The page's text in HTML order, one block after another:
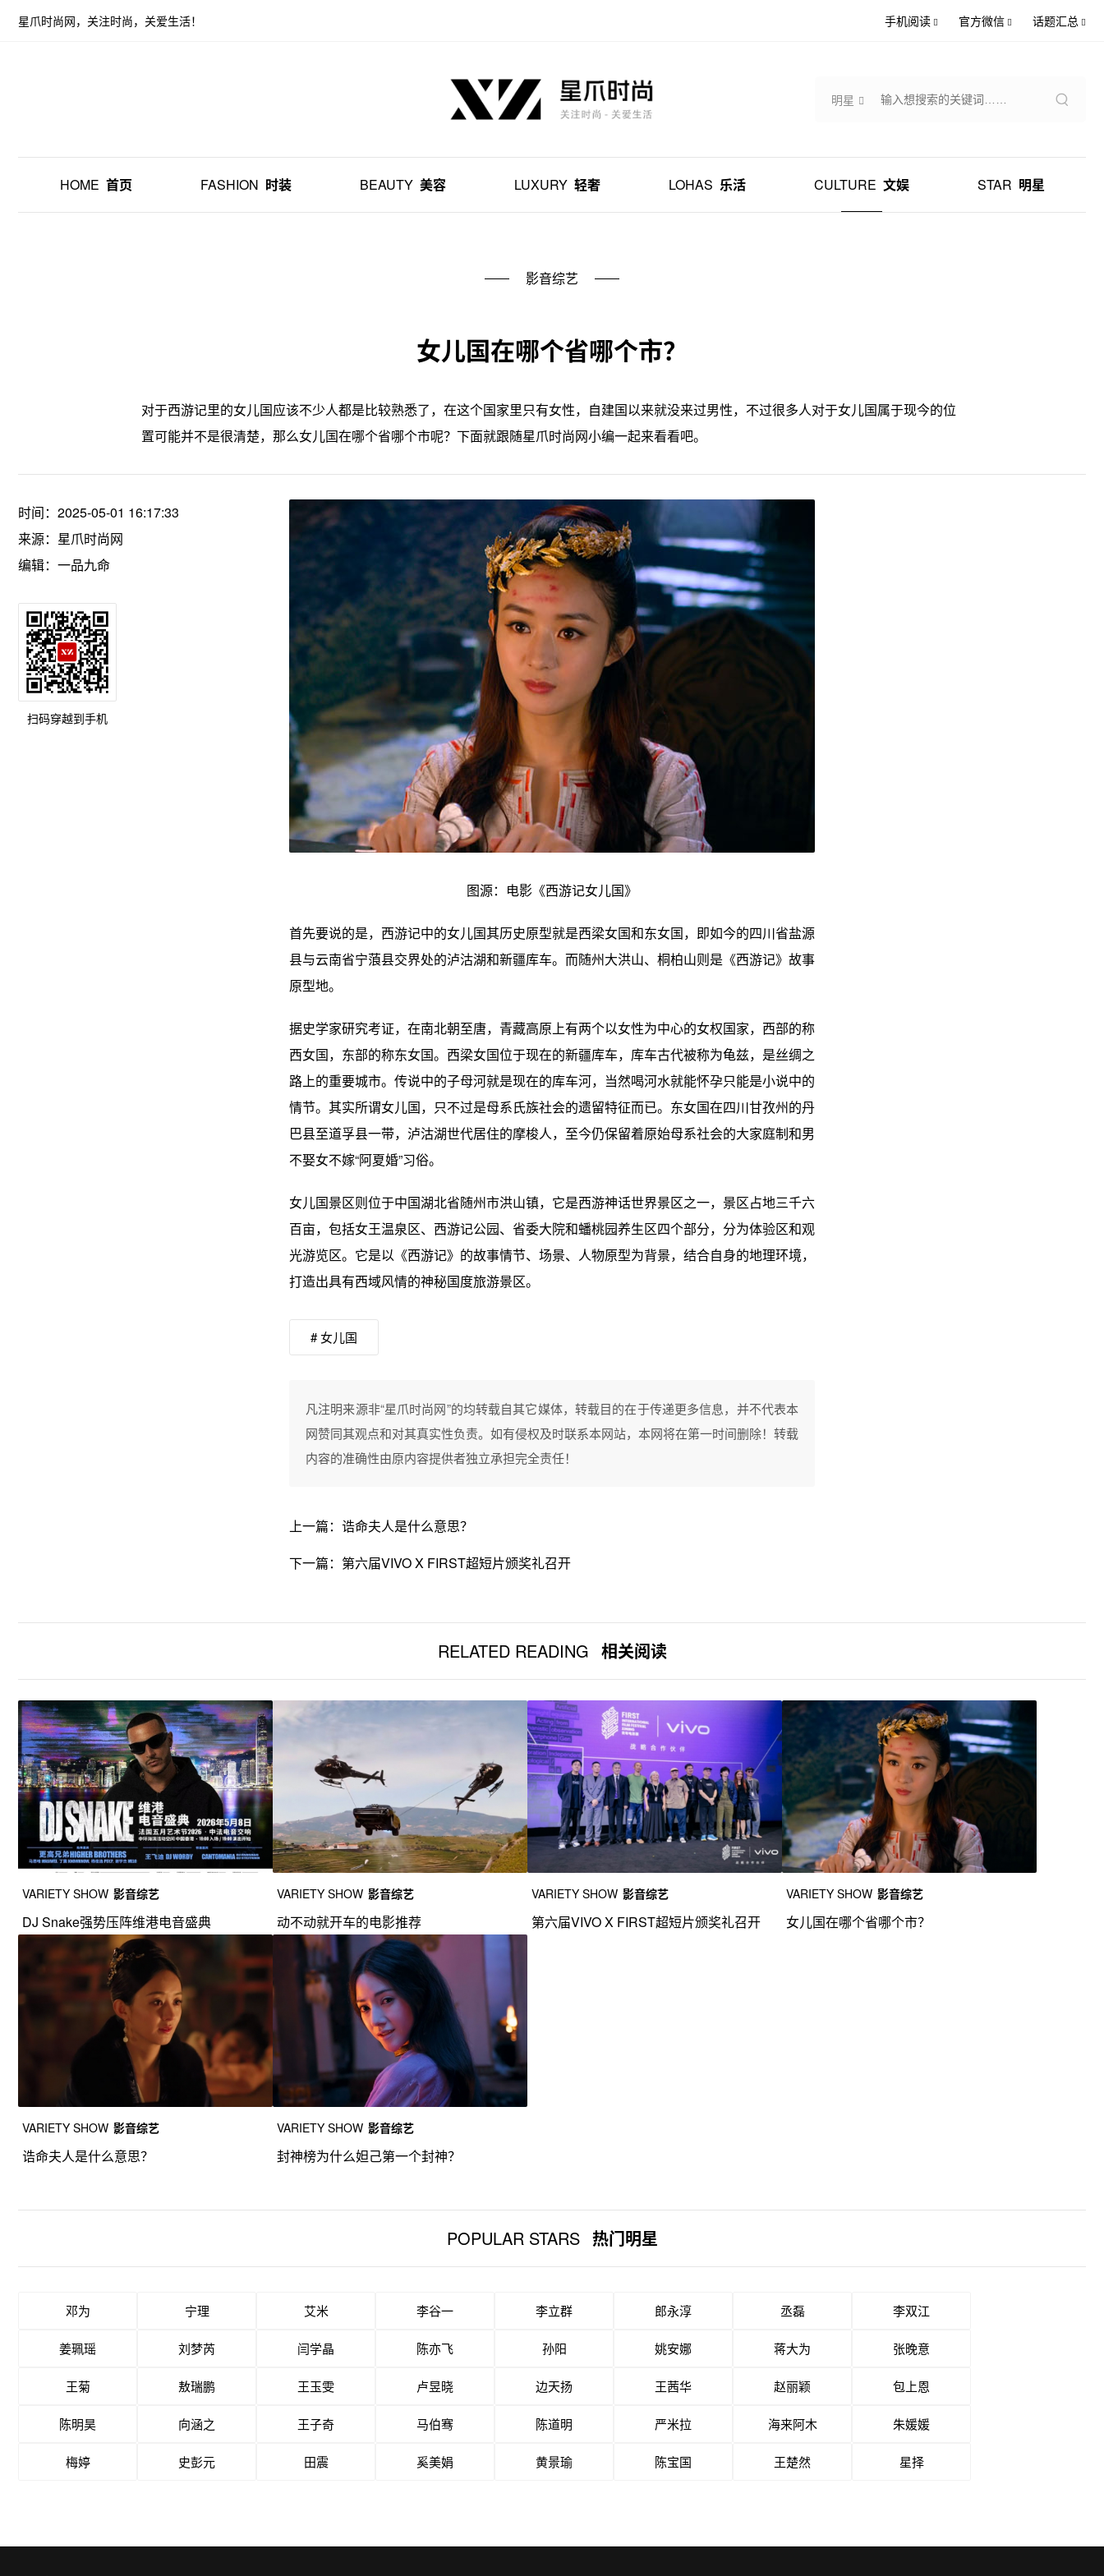
星爪时尚网，关注时尚，关爱生活！ 手机阅读 官方微信 话题汇总
明星
HOME 首页 FASHION 时装 BEAUTY 美容 LUXURY 轻奢 LOHAS 乐活 CULTURE 文娱 STAR 明星
影音综艺
女儿国在哪个省哪个市？
对于西游记里的女儿国应该不少人都是比较熟悉了，在这个国家里只有女性，自建国以来就没来过男性，不过很多人对于女儿国属于现今的位
置可能并不是很清楚，那么女儿国在哪个省哪个市呢？下面就跟随星爪时尚网小编一起来看看吧。
图源：电影《西游记女儿国》
首先要说的是，西游记中的女儿国其历史原型就是西梁女国和东女国，即如今的四川省盐源
县与云南省宁蒗县交界处的泸沽湖和新疆库车。而随州大洪山、桐柏山则是《西游记》故事
原型地。
据史学家研究考证，在南北朝至唐，青藏高原上有两个以女性为中心的女权国家，西部的称
西女国，东部的称东女国。西梁女国位于现在的新疆库车，库车古代被称为龟兹，是丝绸之
路上的重要城市。传说中的子母河就是现在的库车河，当然喝河水就能怀孕只能是小说中的
情节。其实所谓女儿国，只不过是母系氏族社会的遗留特征而已。东女国在四川甘孜州的丹
巴县至道孚县一带，泸沽湖世代居住的摩梭人，至今仍保留着原始母系社会的大家庭制和男
不娶女不嫁“阿夏婚”习俗。
女儿国景区则位于中国湖北省随州市洪山镇，它是西游神话世界景区之一，景区占地三千六
百亩，包括女王温泉区、西游记公园、省委大院和蟠桃园养生区四个部分，分为体验区和观
光游览区。它是以《西游记》的故事情节、场景、人物原型为背景，结合自身的地理环境，
打造出具有西域风情的神秘国度旅游景区。
时间：2025-05-01 16:17:33
来源： 星爪时尚网
编辑：一品九命
扫码穿越到手机
# 女儿国
凡注明来源非“星爪时尚网”的均转载自其它媒体，转载目的在于传递更多信息，并不代表本
网赞同其观点和对其真实性负责。如有侵权及时联系本网站，本网将在第一时间删除！转载
内容的准确性由原内容提供者独立承担完全责任！
上一篇： 诰命夫人是什么意思？
下一篇： 第六届VIVO X FIRST超短片颁奖礼召开
RELATED READING 相关阅读
VARIETY SHOW 影音综艺
DJ Snake强势压阵维港电音盛典
VARIETY SHOW 影音综艺
动不动就开车的电影推荐
VARIETY SHOW 影音综艺
第六届VIVO X FIRST超短片颁奖礼召开
VARIETY SHOW 影音综艺
女儿国在哪个省哪个市？
VARIETY SHOW 影音综艺
诰命夫人是什么意思？
VARIETY SHOW 影音综艺
封神榜为什么妲己第一个封神？
POPULAR STARS 热门明星
邓为 宁理 艾米 李谷一 李立群 郎永淳 丞磊 李双江
姜珮瑶 刘梦芮 闫学晶 陈亦飞 孙阳 姚安娜 蒋大为 张晚意
王菊 敖瑞鹏 王玉雯 卢昱晓 边天扬 王茜华 赵丽颖 包上恩
陈明昊 向涵之 王子奇 马伯骞 陈道明 严米拉 海来阿木 朱媛媛
梅婷 史彭元 田震 奚美娟 黄景瑜 陈宝国 王楚然 星择